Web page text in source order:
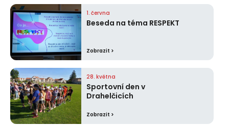
1. června
Beseda na téma RESPEKT
Zobrazit >
28. května
Sportovní den v
Drahelčicích
Zobrazit >